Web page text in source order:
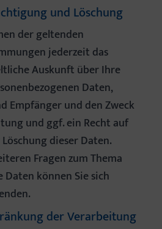
und Löschung
der geltenden
jederzeit das
Auskunft über Ihre
Daten,
Empfänger und den Zweck
und ggf. ein Recht auf
dieser Daten.
Fragen zum Thema
Daten können Sie sich
der Verarbeitung